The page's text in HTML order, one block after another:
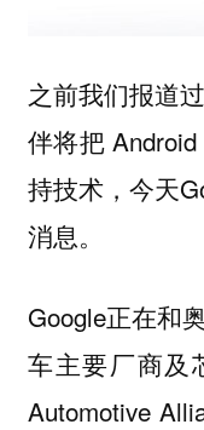
之前我们报道
伴将把
持技术，今天
消息。
Google正在和
车主要厂商及
Automotive